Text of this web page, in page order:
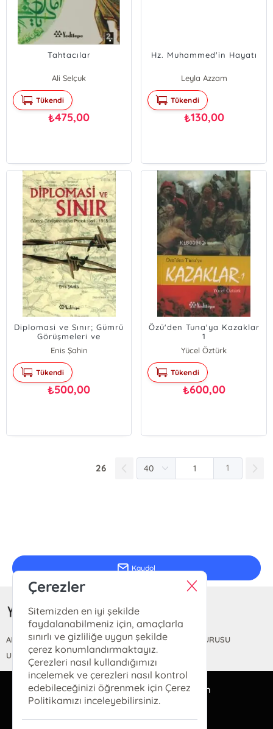
Tahtacılar
Ali Selçuk
Tükendi
₺475,00
Hz. Muhammed'in Hayatı
Leyla Azzam
Tükendi
₺130,00
Diplomasi ve Sınır; Gümrü
Görüşmeleri ve
Protokolleri - 1918
Enis Şahin
Tükendi
₺500,00
Özü'den Tuna'ya Kazaklar
1
Yücel Öztürk
Tükendi
₺600,00
26 1
Kaydol
ANASAYFA HAKKIMIZDA FİYAT LİSTESİ
KİTAP BAŞVURUSU
ULUSLARARASI YAYINEVİ BELGESİ
bilgi@yeditepeyayinevi.com
(0212) 528 47 53
Çerezler
Sitemizden en iyi şekilde
faydalanabilmeniz için, amaçlarla
sınırlı ve gizliliğe uygun şekilde
çerez konumlandırmaktayız.
Çerezleri nasıl kullandığımızı
incelemek ve çerezleri nasıl kontrol
edebileceğinizi öğrenmek için Çerez
Politikamızı inceleyebilirsiniz.